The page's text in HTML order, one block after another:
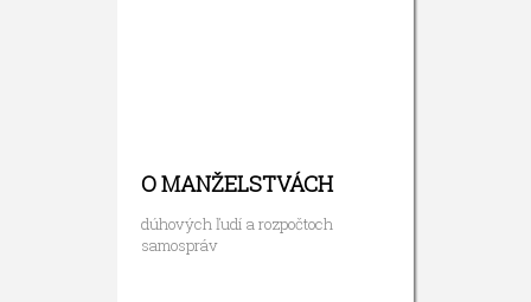
O MANŽELSTVÁCH
dúhových ľudí a rozpočtoch
samospráv